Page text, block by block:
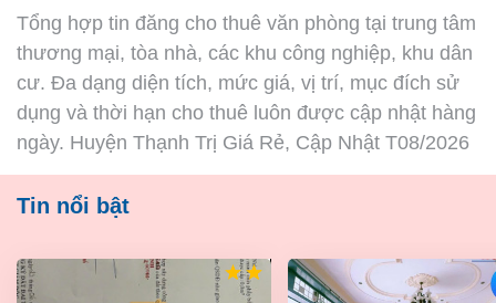
Tổng hợp tin đăng cho thuê văn phòng tại trung tâm
thương mại, tòa nhà, các khu công nghiệp, khu dân
cư. Đa dạng diện tích, mức giá, vị trí, mục đích sử
dụng và thời hạn cho thuê luôn được cập nhật hàng
ngày. Huyện Thạnh Trị Giá Rẻ, Cập Nhật T08/2026
Tin nổi bật